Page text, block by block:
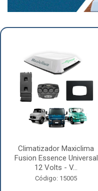
Climatizador Maxiclima
Fusion Essence Universal
12 Volts - V...
Código: 15005